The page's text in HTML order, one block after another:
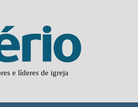
e líderes de igreja